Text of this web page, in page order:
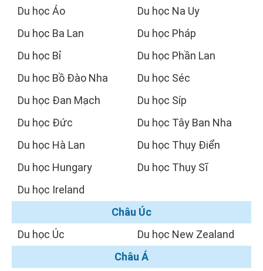
Du học Áo
Du học Ba Lan
Du học Bỉ
Du học Bồ Đào Nha
Du học Đan Mạch
Du học Đức
Du học Hà Lan
Du học Hungary
Du học Ireland
Du học Na Uy
Du học Pháp
Du học Phần Lan
Du học Séc
Du học Síp
Du học Tây Ban Nha
Du học Thụy Điển
Du học Thụy Sĩ
Châu Úc
Du học Úc
Du học New Zealand
Châu Á